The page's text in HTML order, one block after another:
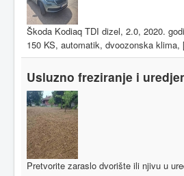
Škoda Kodiaq TDI dizel, 2.0, 2020.
150 KS, automatik, dvoozonska klima,
Usluzno freziranje i
Pretvorite zaraslo dvorište ili njivu u